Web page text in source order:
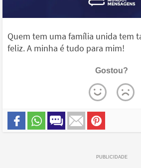
Quem tem uma família unida tem
feliz. A minha é tudo para mim!
Gostou?